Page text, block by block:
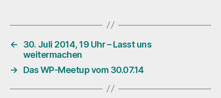
←
30. Juli 2014, 19 Uhr – Lasst uns
weitermachen
→
Das WP-Meetup vom 30.07.14